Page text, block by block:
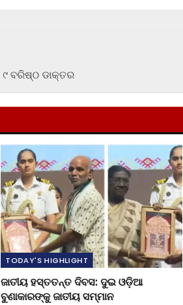
ବରିଷ୍ଠ ଡାକ୍ତର
TODAY'S HIGHLIGHT
ଜାତୀୟ ହସ୍ତତନ୍ତ ଦିବସ: ଦୁଇ ଓଡ଼ିଆ
ବୁଣାକାରଙ୍କୁ ଜାତୀୟ ସମ୍ମାନ